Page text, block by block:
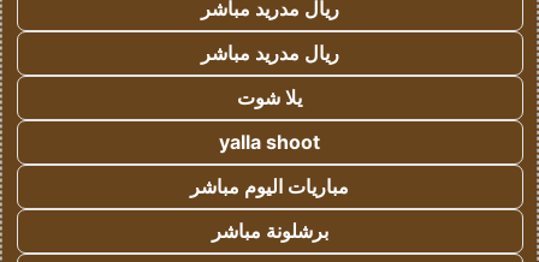
ريال مدريد مباشر
ريال مدريد مباشر
يلا شوت
yalla shoot
مباريات اليوم مباشر
برشلونة مباشر